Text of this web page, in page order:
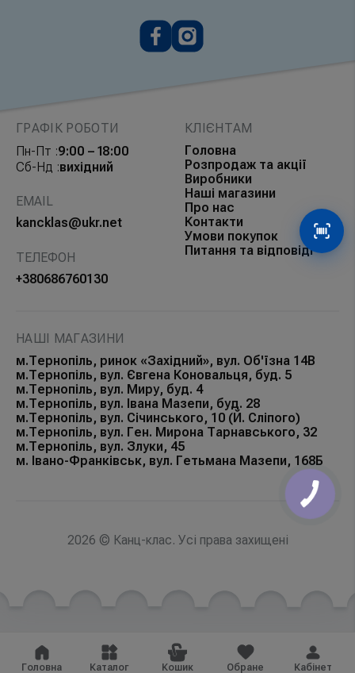
ГРАФІК РОБОТИ
Пн-Пт :9:00 – 18:00
Сб-Нд :вихідний
EMAIL
kancklas@ukr.net
ТЕЛЕФОН
+380686760130
КЛІЄНТАМ
Головна
Розпродаж та акції
Виробники
Наші магазини
Про нас
Контакти
Умови покупок
Питання та відповіді
НАШІ МАГАЗИНИ
м.Тернопіль, ринок «Західний», вул. Об'їзна 14В
м.Тернопіль, вул. Євгена Коновальця, буд. 5
м.Тернопіль, вул. Миру, буд. 4
м.Тернопіль, вул. Івана Мазепи, буд. 28
м.Тернопіль, вул. Січинського, 10 (Й. Сліпого)
м.Тернопіль, вул. Ген. Мирона Тарнавського, 32
м.Тернопіль, вул. Злуки, 45
м. Івано-Франківськ, вул. Гетьмана Мазепи, 168Б
2026 © Канц-клас. Усі права захищені
Головна Каталог Кошик Обране Кабінет